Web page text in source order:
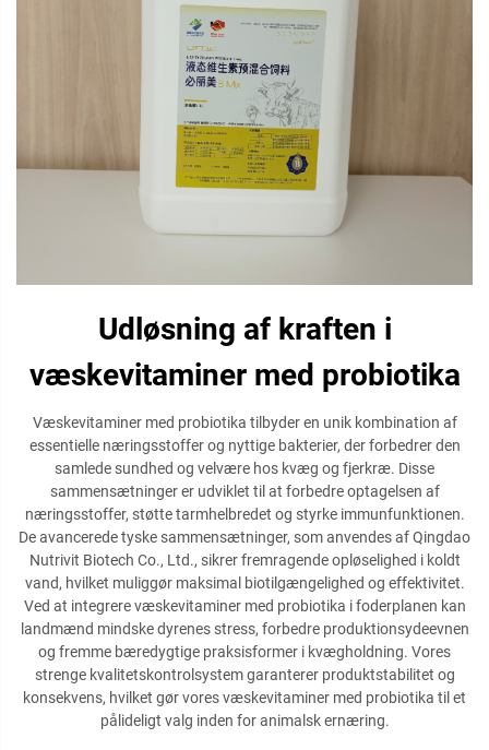
Udløsning af kraften i
væskevitaminer med probiotika
Væskevitaminer med probiotika tilbyder en unik kombination af
essentielle næringsstoffer og nyttige bakterier, der forbedrer den
samlede sundhed og velvære hos kvæg og fjerkræ. Disse
sammensætninger er udviklet til at forbedre optagelsen af
næringsstoffer, støtte tarmhelbredet og styrke immunfunktionen.
De avancerede tyske sammensætninger, som anvendes af Qingdao
Nutrivit Biotech Co., Ltd., sikrer fremragende opløselighed i koldt
vand, hvilket muliggør maksimal biotilgængelighed og effektivitet.
Ved at integrere væskevitaminer med probiotika i foderplanen kan
landmænd mindske dyrenes stress, forbedre produktionsydeevnen
og fremme bæredygtige praksisformer i kvægholdning. Vores
strenge kvalitetskontrolsystem garanterer produktstabilitet og
konsekvens, hvilket gør vores væskevitaminer med probiotika til et
pålideligt valg inden for animalsk ernæring.